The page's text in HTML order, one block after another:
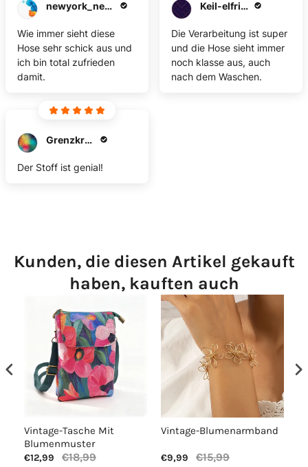
newyork_newyork77
Wie immer sieht diese
Hose sehr schick aus und
ich bin total zufrieden
damit.
Keil-elfriede
Die Verarbeitung ist super
und die Hose sieht immer
noch klasse aus, auch
nach dem Waschen.
Grenzkrog2
Der Stoff ist genial!
Kunden, die diesen Artikel gekauft
haben, kauften auch
Vintage-Tasche Mit
Blumenmuster
€12,99 €18,99
Vintage-Blumenarmband
€9,99 €15,99